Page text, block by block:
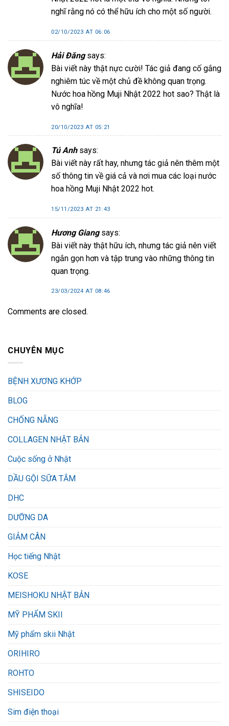
nghĩ rằng nó có thể hữu ích cho một số người.
02/10/2023 AT 06:06
Hải Đăng says:
Bài viết này thật nực cười! Tác giả đang cố gắng
nghiêm túc về một chủ đề không quan trọng.
Nước hoa hồng Muji Nhật 2022 hot sao? Thật là
vô nghĩa!
20/10/2023 AT 05:21
Tú Anh says:
Bài viết này rất hay, nhưng tác giả nên thêm một
số thông tin về giá cả và nơi mua các loại nước
hoa hồng Muji Nhật 2022 hot.
15/11/2023 AT 21:43
Hương Giang says:
Bài viết này thật hữu ích, nhưng tác giả nên viết
ngắn gọn hơn và tập trung vào những thông tin
quan trọng.
23/03/2024 AT 08:46
Comments are closed.
CHUYÊN MỤC
BỆNH XƯƠNG KHỚP
BLOG
CHỐNG NẴNG
COLLAGEN NHẬT BẢN
Cuộc sống ở Nhật
DẦU GỘI SỮA TẮM
DHC
DƯỠNG DA
GIẢM CÂN
Học tiếng Nhật
KOSE
MEISHOKU NHẬT BẢN
MỸ PHẨM SKII
Mỹ phẩm skii Nhật
ORIHIRO
ROHTO
SHISEIDO
Sim điện thoại